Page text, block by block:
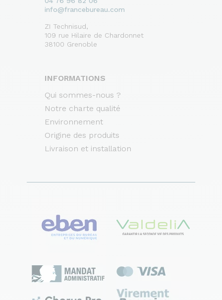
info@francebureau.com
ZI Technisud,
109 rue Hilaire de Chardonnet
38100 Grenoble
INFORMATIONS
Qui sommes-nous ?
Notre charte qualité
Environnement
Origine des produits
Livraison et installation